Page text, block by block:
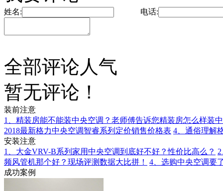
姓名: 电话:
全部评论人气
暂无评论！
装前注意
1、精装房能不能装中央空调？老师傅告诉您精装房怎么样装
2018最新格力中央空调智睿系列定价销售价格表 4、通俗理解
安装注意
1、大金VRV-B系列家用中央空调到底好不好？性价比高么？
频风管机那个好？现场评测数据大比拼！
4、选购中央空调要
成功案例